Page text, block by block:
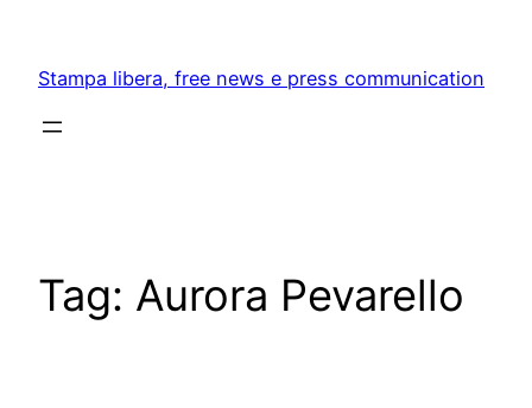
content
Stampa libera, free news e press communication
Tag: Aurora Pevarello